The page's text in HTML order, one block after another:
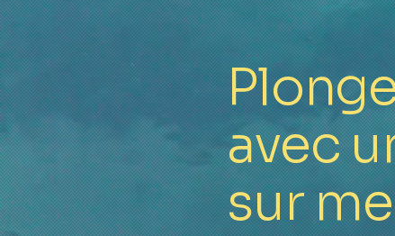
avec
sur